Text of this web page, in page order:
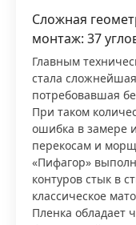
Сложная
монтаж: 37
Главным
стала
потребовавшая
При таком
ошибка в замере
перекосам и
«Пифагор»
контуров стык в
классическое
Пленка обладает